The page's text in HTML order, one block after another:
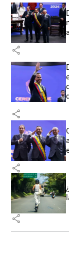
share
share
share
share